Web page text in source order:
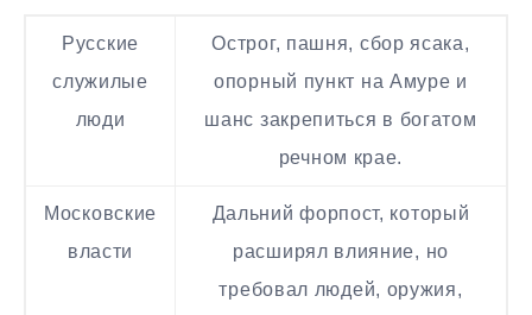
Русские
служилые
люди
Острог, пашня, сбор ясака,
опорный пункт на Амуре и
шанс закрепиться в богатом
речном крае.
Московские
власти
Дальний форпост, который
расширял влияние, но
требовал людей, оружия,